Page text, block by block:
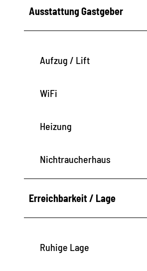
Ausstattung Gastgeber
Aufzug / Lift
WiFi
Heizung
Nichtraucherhaus
Erreichbarkeit / Lage
Ruhige Lage